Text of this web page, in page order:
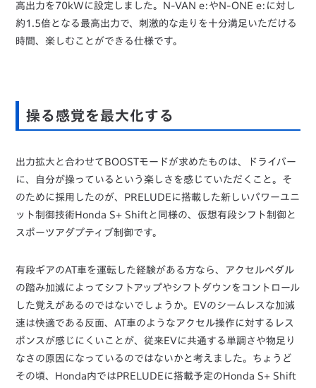
高出力を70kWに設定しました。N-VAN e:やN-ONE e:に対し
約1.5倍となる最高出力で、刺激的な走りを十分満足いただける
時間、楽しむことができる仕様です。
操る感覚を最大化する
出力拡大と合わせてBOOSTモードが求めたものは、ドライバー
に、自分が操っているという楽しさを感じていただくこと。そ
のために採用したのが、PRELUDEに搭載した新しいパワーユニ
ット制御技術Honda S+ Shiftと同様の、仮想有段シフト制御と
スポーツアダプティブ制御です。
有段ギアのAT車を運転した経験がある方なら、アクセルペダル
の踏み加減によってシフトアップやシフトダウンをコントロール
した覚えがあるのではないでしょうか。EVのシームレスな加減
速は快適である反面、AT車のようなアクセル操作に対するレス
ポンスが感じにくいことが、従来EVに共通する単調さや物足り
なさの原因になっているのではないかと考えました。ちょうど
その頃、Honda内ではPRELUDEに搭載予定のHonda S+ Shift